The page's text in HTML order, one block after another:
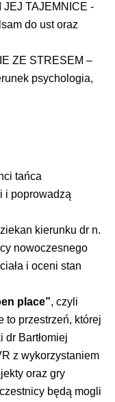
JEJ TAJEMNICE -
do ust oraz
ZE STRESEM –
psychologia,
tańca
i poprowadzą
kierunku dr n.
nowoczesnego
i oceni stan
place”, czyli
to przestrzeń, której
dr Bartłomiej
z wykorzystaniem
oraz gry
będą mogli